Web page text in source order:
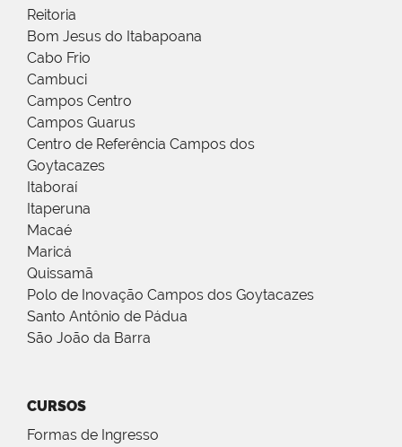
Reitoria
Bom Jesus do Itabapoana
Cabo Frio
Cambuci
Campos Centro
Campos Guarus
Centro de Referência Campos dos
Goytacazes
Itaboraí
Itaperuna
Macaé
Maricá
Quissamã
Polo de Inovação Campos dos Goytacazes
Santo Antônio de Pádua
São João da Barra
CURSOS
Formas de Ingresso